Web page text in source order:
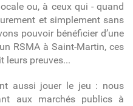
ou, à ceux qui - quand
et simplement sans
pouvoir bénéficier d’une
RSMA à Saint-Martin, ces
leurs preuves...
aussi jouer le jeu : nous
aux marchés publics à